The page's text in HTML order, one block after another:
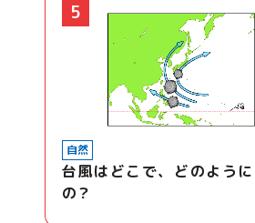
5
自然
台風はどこで、どのよう
の？